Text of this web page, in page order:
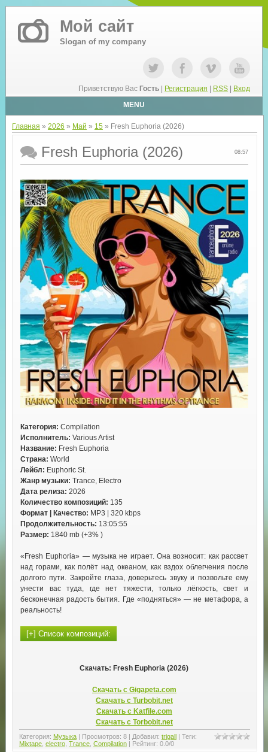
Мой сайт
Slogan of my company
Приветствую Вас Гость Регистрация RSS
Вход
MENU
Главная » 2026 » Май » 15» Fresh Euphoria (2026)
08:57
Fresh Euphoria (2026)
Категория: Compilation
Исполнитель: Various Artist
Название: Fresh Euphoria
Страна: World
Лейбл: Euphoric St.
Жанр музыки: Trance, Electro
Дата релиза: 2026
Количество композиций: 135
Формат | Качество: MP3 | 320 kbps
Продолжительность: 13:05:55
Размер: 1840 mb (+3% )
«Fresh Euphoria» — музыка не играет. Она возносит: как рассвет
над горами, как полёт над океаном, как вздох облегчения после
долгого пути. Закройте глаза, доверьтесь звуку и позвольте ему
унести вас туда, где нет тяжести, только лёгкость, свет и
бесконечная радость бытия. Где «подняться» — не метафора, а
реальность!
Скачать: Fresh Euphoria (2026)
Скачать с Gigapeta.com
Скачать с Turbobit.net
Скачать с Katfile.com
Скачать с Torbobit.net
Категория: Музыка| Просмотров: 8| Добавил: trigall | Теги:
Mixtape, electro, Trance, Compilation | Рейтинг: 0.0/0